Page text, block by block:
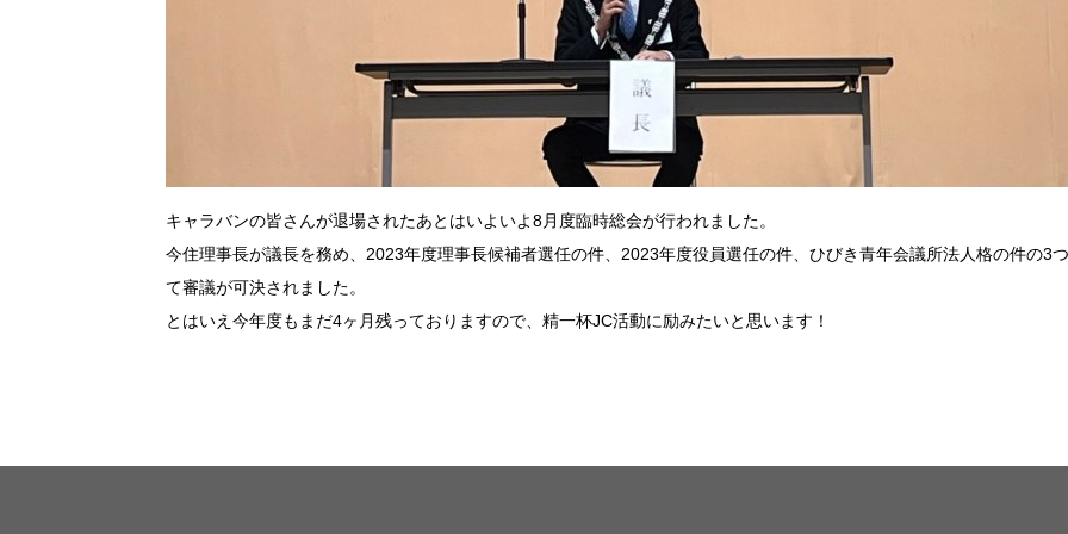
キャラバンの皆さんが退場されたあとはいよいよ8月度臨時総会が行われました。
今住理事長が議長を務め、2023年度理事長候補者選任の件、2023年度役員選任の件、ひびき青年会議所法人格の件の3
て審議が可決されました。
とはいえ今年度もまだ4ヶ月残っておりますので、精一杯JC活動に励みたいと思います！